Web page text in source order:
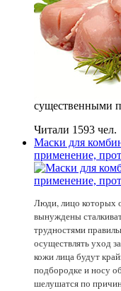
существенными
Читали 1593 чел.
Маски для
применение,
Люди, лицо которых
вынуждены
трудностями
осуществлять уход
кожи лица будут
подбородке и носу
шелушатся по